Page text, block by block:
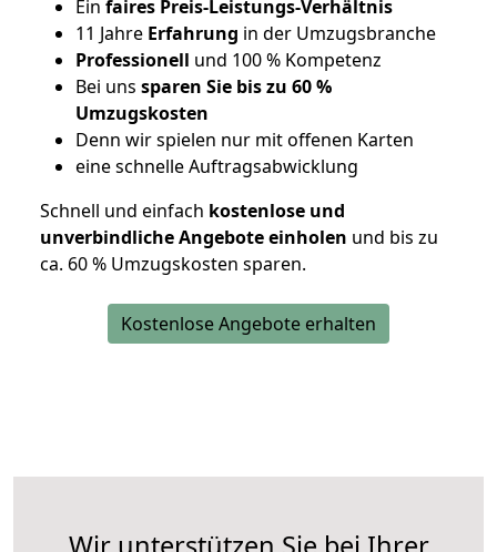
Ein faires Preis-Leistungs-Verhältnis
11 Jahre Erfahrung in der Umzugsbranche
Professionell und 100 % Kompetenz
Bei uns sparen Sie bis zu 60 %
Umzugskosten
Denn wir spielen nur mit offenen Karten
eine schnelle Auftragsabwicklung
Schnell und einfach kostenlose und
unverbindliche Angebote einholen und bis zu
ca. 60 % Umzugskosten sparen.
Kostenlose Angebote erhalten